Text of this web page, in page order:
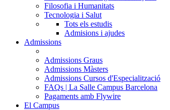
Filosofia i Humanitats
Tecnologia i Salut
Tots els estudis
Admisions i ajudes
Admissions
Admissions Graus
Admissions Màsters
Admissions Cursos d'Especialització
FAQs | La Salle Campus Barcelona
Pagaments amb Flywire
El Campus